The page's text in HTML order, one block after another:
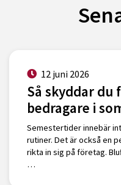
12 juni 2026
Så skyddar
bedragare i
Semestertider innebär
rutiner. Det är också en
rikta in sig på företag.
…